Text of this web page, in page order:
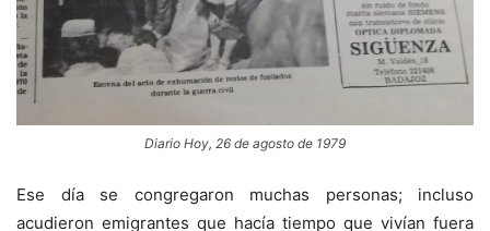
Diario Hoy, 26 de agosto de 1979
Ese día se congregaron muchas personas; incluso
acudieron emigrantes que hacía tiempo que vivían fuera